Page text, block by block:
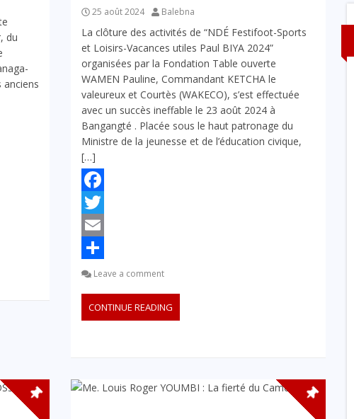
du
25 août 2024 Balebna
La clôture des activités de “NDÉ Festifoot-Sports
et Loisirs-Vacances utiles Paul BIYA 2024”
organisées par la Fondation Table ouverte
WAMEN Pauline, Commandant KETCHA le
valeureux et Courtès (WAKECO), s’est effectuée
avec un succès ineffable le 23 août 2024 à
Bangangté . Placée sous le haut patronage du
Ministre de la jeunesse et de l’éducation civique,
[…]
Facebook
Twitter
Email
Partager
Leave a comment
CONTINUE READING